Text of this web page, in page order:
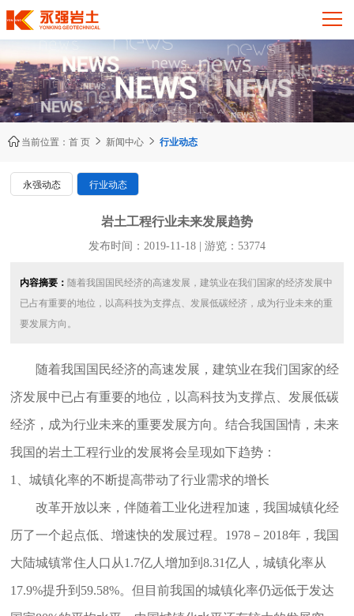
当前位置： 首 页  新闻中心  行业动态
永强动态 行业动态
岩土工程行业未来发展趋势
发布时间：2019-11-18 | 游览：53774
内容摘要：随着我国国民经济的高速发展，建筑业在我们国家的经济发展中
已占有重要的地位，以高科技为支撑点、发展低碳经济，成为行业未来的重
要发展方向。
随着我国国民经济的高速发展，建筑业在我们国家的经
济发展中已占有重要的地位，以高科技为支撑点、发展低碳
经济，成为行业未来的重要发展方向。结合我国国情，未来
我国的岩土工程行业的发展将会呈现如下趋势：
1、城镇化率的不断提高带动了行业需求的增长
改革开放以来，伴随着工业化进程加速，我国城镇化经
历了一个起点低、增速快的发展过程。1978－2018年，我国
大陆城镇常住人口从1.7亿人增加到8.31亿人，城镇化率从
17.9%提升到59.58%。但目前我国的城镇化率仍远低于发达